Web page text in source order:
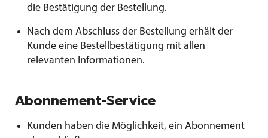
die Bestätigung der Bestellung.
Nach dem Abschluss der Bestellung erhält der
Kunde eine Bestellbestätigung mit allen
relevanten Informationen.
Abonnement-Service
Kunden haben die Möglichkeit, ein Abonnement